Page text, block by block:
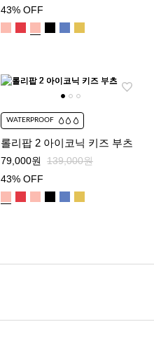
43% OFF
WATERPROOF
롤리팝 2 아이코닉 키즈 부츠
79,000원
139,000원
43% OFF